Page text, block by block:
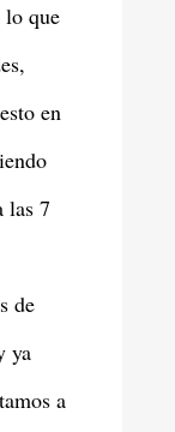
lo que
en
las 7
de
ya
a